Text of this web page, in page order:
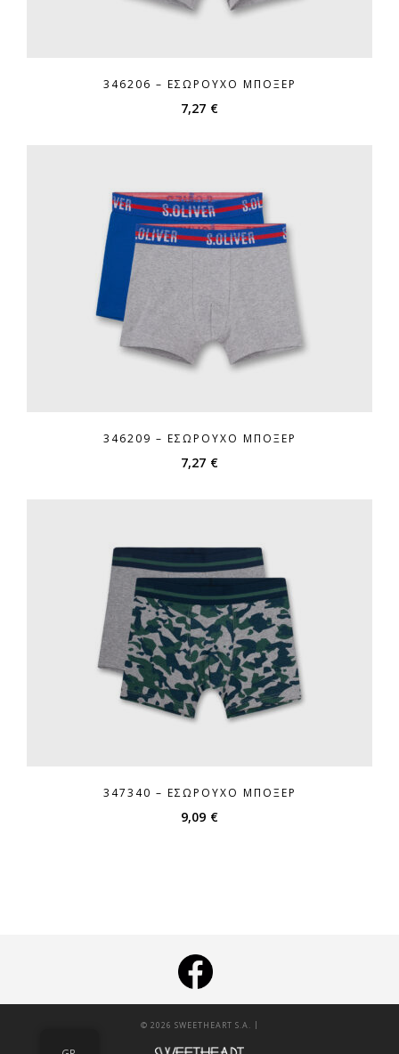
346206 – ΕΣΏΡΟΥΧΟ ΜΠΌΞΕΡ
7,27 €
346209 – ΕΣΏΡΟΥΧΟ ΜΠΌΞΕΡ
7,27 €
347340 – ΕΣΏΡΟΥΧΟ ΜΠΌΞΕΡ
9,09 €
© 2026 SWEETHEART S.A. |